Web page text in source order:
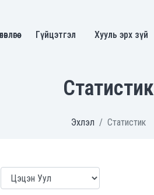
Гүйцэтгэл Хууль эрх зүй
Статистик
Эхлэл Статистик